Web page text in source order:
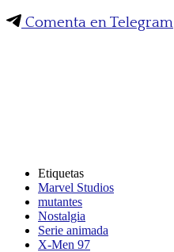
Comenta en Telegram
Etiquetas
Marvel Studios
mutantes
Nostalgia
Serie animada
X-Men 97